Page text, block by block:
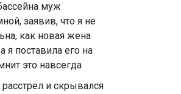
муж
заявив, что я не
как новая жена
я поставила его на
это навсегда
и скрывался